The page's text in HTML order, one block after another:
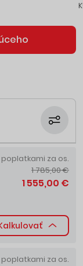
za os.
1 785,00 €
1 555,00 €
za os.